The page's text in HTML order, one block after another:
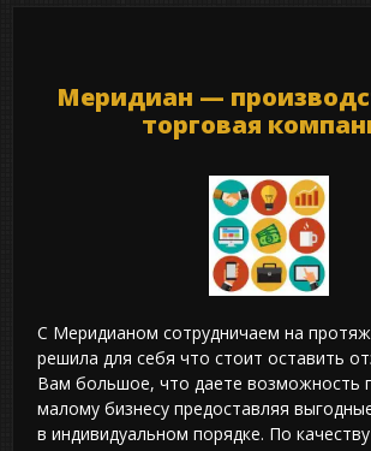
Меридиан —
торговая
С Меридианом сотрудничаем на
решила для себя что стоит оставить
Вам большое, что даете возможность
малому бизнесу предоставляя
в индивидуальном порядке. По